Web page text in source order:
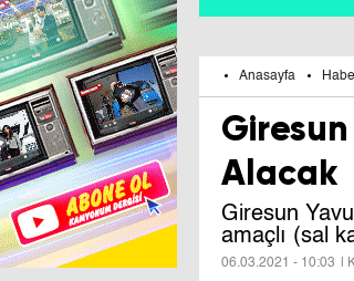
Anasayfa
Alacak
Giresun
amaçlı (sal
06.03.2021 - 10:03 |